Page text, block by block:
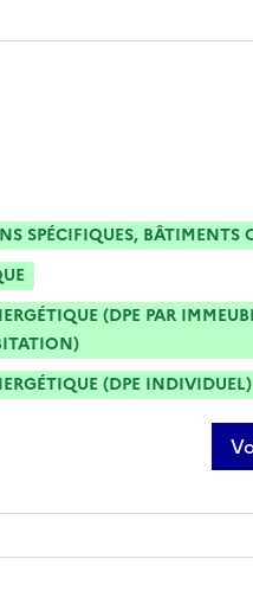
SPÉCIFIQUES, BÂTIMENTS
(DPE PAR
(DPE INDIVIDUEL)